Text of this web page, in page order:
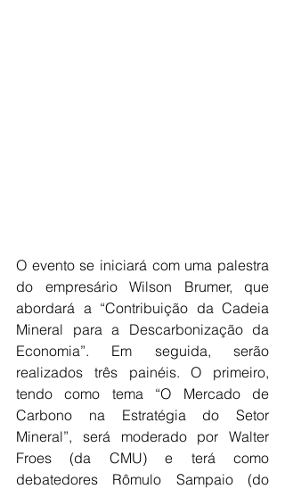
O evento se iniciará com uma palestra
do empresário Wilson Brumer, que
abordará a “Contribuição da Cadeia
Mineral para a Descarbonização da
Economia”. Em seguida, serão
realizados três painéis. O primeiro,
tendo como tema “O Mercado de
Carbono na Estratégia do Setor
Mineral”, será moderado por Walter
Froes (da CMU) e terá como
debatedores Rômulo Sampaio (do